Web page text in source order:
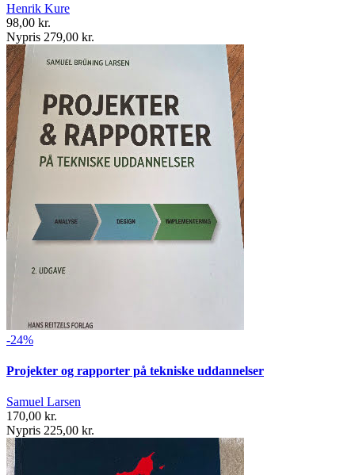
Henrik Kure
98,00 kr.
Nypris 279,00 kr.
-24%
Projekter og rapporter på tekniske uddannelser
Samuel Larsen
170,00 kr.
Nypris 225,00 kr.